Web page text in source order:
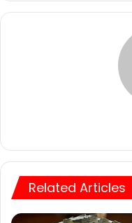
Related Articles